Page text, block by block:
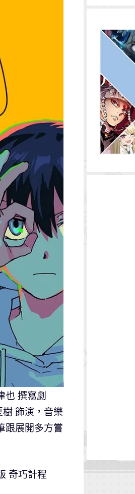
也 撰寫劇
飾演，音樂
跟展開多方嘗
奇巧計程